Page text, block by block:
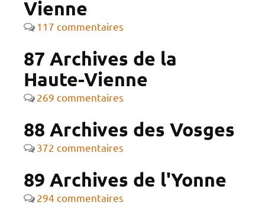
Vienne
117 commentaires
87 Archives de la
Haute-Vienne
269 commentaires
88 Archives des Vosges
372 commentaires
89 Archives de l'Yonne
294 commentaires